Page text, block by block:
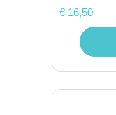
€ 16,50